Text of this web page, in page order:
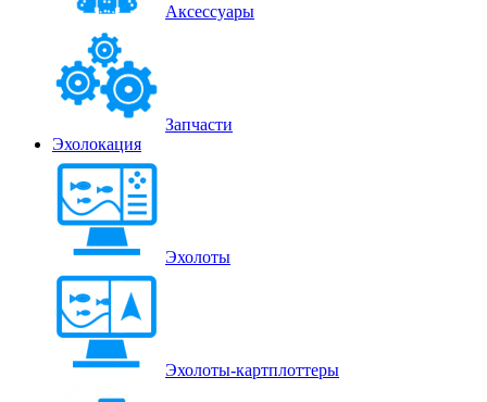
Аксессуары
Запчасти
Эхолокация
Эхолоты
Эхолоты-картплоттеры